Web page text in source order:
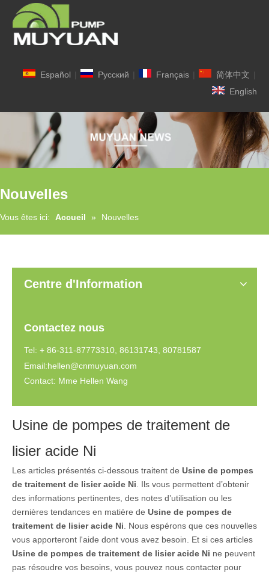
Español | Pусский | Français | 简体中文 |
English
Nouvelles
Vous êtes ici: Accueil » Nouvelles
Centre d'Information
Contactez nous
Tel: + 86-311-87773310, 86131743, 80781587
Email:hellen@cnmuyuan.com
Contact: Mme Hellen Wang
Usine de pompes de traitement de
lisier acide Ni
Les articles présentés ci-dessous traitent de Usine de pompes
de traitement de lisier acide Ni . Ils vous permettent d’obtenir
des informations pertinentes, des notes d’utilisation ou les
dernières tendances en matière de Usine de pompes de
traitement de lisier acide Ni . Nous espérons que ces nouvelles
vous apporteront l'aide dont vous avez besoin. Et si ces articles
Usine de pompes de traitement de lisier acide Ni ne peuvent
pas résoudre vos besoins, vous pouvez nous contacter pour